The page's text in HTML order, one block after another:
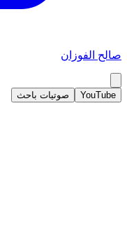
صالح الفوزان
YouTube صوتيات باحث